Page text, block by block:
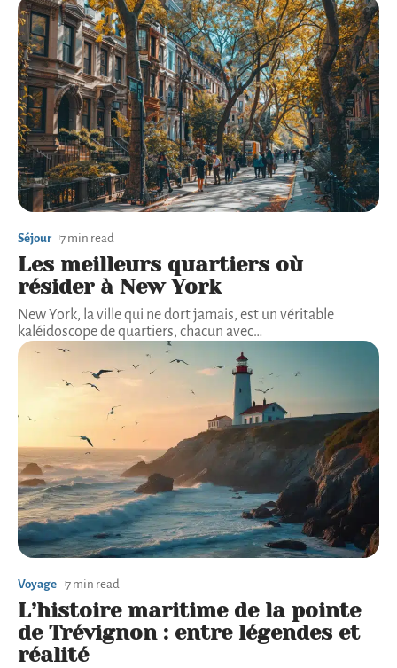
Séjour 7 min read
Les meilleurs quartiers où
résider à New York
New York, la ville qui ne dort jamais, est un véritable
kaléidoscope de quartiers, chacun avec…
Voyage 7 min read
L’histoire maritime de la pointe
de Trévignon : entre légendes et
réalité